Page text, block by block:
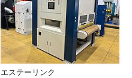
エステーリンク